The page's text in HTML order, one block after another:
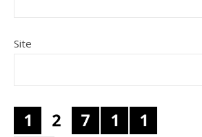
Site